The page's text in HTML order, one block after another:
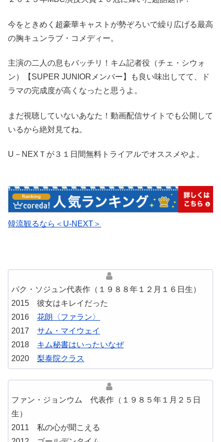
今をときめく超豪華キャストが勢ぞろいで繰り広げる最高
の胸キュンラブ・コメディー。
主演の二人の息もバッチリ！キム記者役（チェ・シウォ
ン）【SUPER JUNIORメンバー】も良い味出してて、ド
ラマの完成度が高くなったと思うよ。
まだ視聴していないあなた！動画配信サイトでも公開して
いるから絶対見てね。
U－NEXＴが３１日間無料トライアルでオススメやよ。
韓流観るなら＜U-NEXT＞
パク・ソジュン代表作（１９８８年１２月１６日生）
2015 彼女はキレイだった
2016 花朗〈ファラン〉
2017 サム・マイウェイ
2018 キム秘書はいったいなぜ
2020 梨泰院クラス
ファン・ジョンウム 代表作（１９８５年１月２５日
生）
2011 私の心が聞こえる